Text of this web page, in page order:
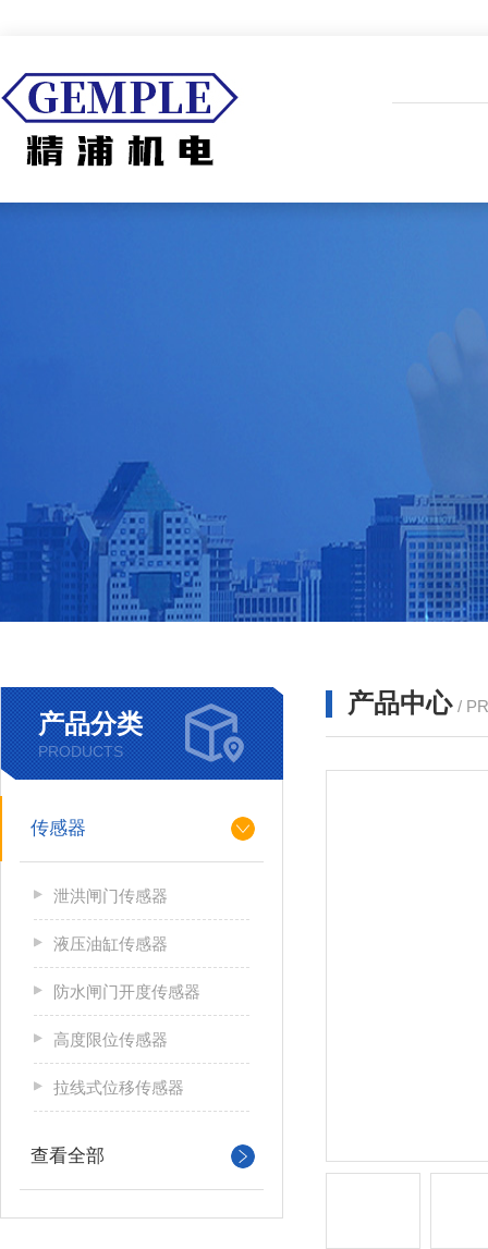
产品分类
PRODUCTS
传感器
泄洪闸门传感器
液压油缸传感器
防水闸门开度传感器
高度限位传感器
拉线式位移传感器
查看全部
产品中心 /